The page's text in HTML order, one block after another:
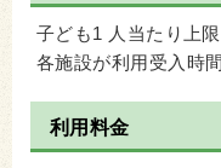
子ども1 人当たり上
各施設が利用受入時
利用料金